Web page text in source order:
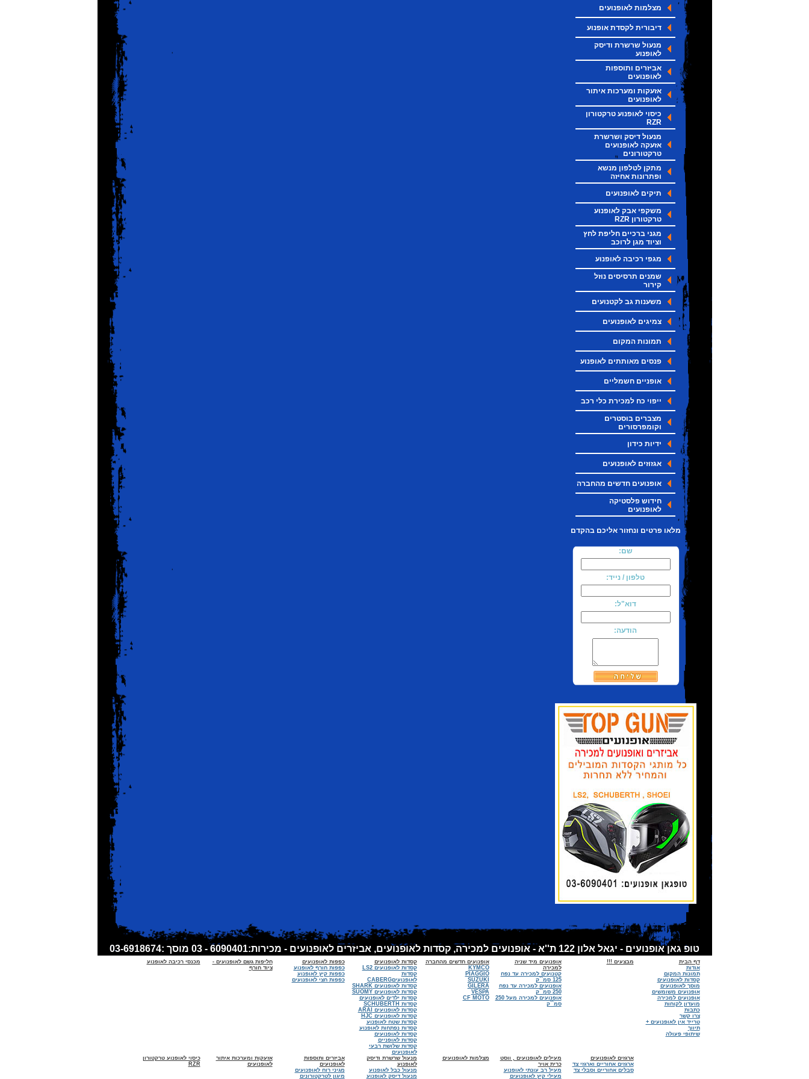
מצלמות לאופנועים
דיבורית לקסדת אופנוע
מנעול שרשרת ודיסק
לאופנוע
אביזרים ותוספות
לאופנועים
אזעקות ומערכות איתור
לאופנועים
כיסוי לאופנוע טרקטורון
RZR
מנעול דיסק ושרשרת
אזעקה לאופנועים
טרקטורונים
מתקן לטלפון מנשא
ופתרונות אחיזה
תיקים לאופנועים
משקפי אבק לאופנוע
טרקטורון RZR
מגני ברכיים חליפת לחץ
וציוד מגן לרוכב
מגפי רכיבה לאופנוע
שמנים תרסיסים נוזל
קירור
משענות גב לקטנועים
צמיגים לאופנועים
תמונות המקום
פנסים מאותתים לאופנוע
אופניים חשמליים
ייפוי כח למכירת כלי רכב
מצברים בוסטרים
וקומפרסורים
ידיות כידון
אגזוזים לאופנועים
אופנועים חדשים מהחברה
חידוש פלסטיקה
לאופנועים
מלאו פרטים ונחזור אליכם בהקדם
שם:
טלפון / נייד:
דוא"ל:
הודעה:
טופ גאן אופנועים - יגאל אלון 122 ת''א - אופנועים למכירה, קסדות לאופנועים, אביזרים לאופנועים - מכירות:6090401 - 03 מוסך :03-6918674
דף הבית
אודות
תמונות המקום
קסדות לאופנועים
מוסך לאופנועים
אופנועים משומשים
אופנועים למכירה
מועדון לקוחות
כתבות
צרו קשר
טרייד אין לאופנועים +
תיווך
שיתופי פעולה
מבצעים !!!
אופנועים מיד שניה
למכירה
קטנועים למכירה עד נפח
125 סמ``ק
אופנועים למכירה עד נפח
250 סמ``ק
אופנועים למכירה מעל 250
סמ``ק
אופנועים חדשים מהחברה
KYMCO
PIAGGIO
SUZUKI
GILERA
VESPA
CF MOTO
קסדות לאופנועים
קסדות לאופנועים LS2
קסדות
לאופנועיםCABERG
קסדות לאופנועים SHARK
קסדות לאופנועים SUOMY
קסדות ילדים לאופנועים
קסדות SCHUBERTH
קסדות לאופנועים ARAI
קסדות לאופנועים HJC
קסדות שטח לאופנוע
קסדות נפתחות לאופנוע
קסדות לאופנועים
קסדות לאופניים
קסדות שלושת רבעי
לאופנועים
כפפות לאופנועים
כפפות חורף לאופנוע
כפפות קיץ לאופנוע
כפפות חצי לאופנועים
חליפות גשם לאופנועים -
ציוד חורף
מכנסי רכיבה לאופנוע
ארגזים לאופנועים
ארגזים אחוריים וארגזי צד
סבלים אחוריים וסבלי צד
מעילים לאופנועים , ווסט
כרית אויר
מעיל רב עונתי לאופנוע
מעילי קיץ לאופנועים
מצלמות לאופנועים
מנעול שרשרת ודיסק
לאופנוע
מנעול כבל לאופנוע
מנעול דיסק לאופנוע
אביזרים ותוספות
לאופנועים
מגיני רוח לאופנועים
מיגון לטרקטורונים
אזעקות ומערכות איתור
לאופנועים
כיסוי לאופנוע טרקטורון
RZR